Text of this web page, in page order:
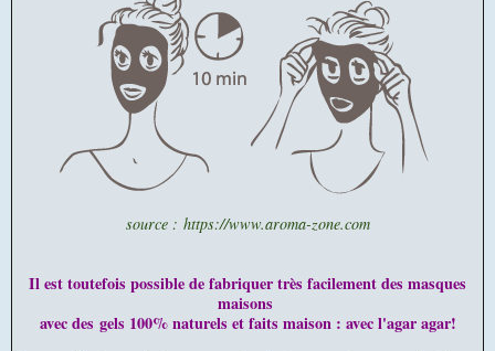
source : https://www.aroma-zone.com
Il est toutefois possible de fabriquer très facilement des masques
maisons
avec des gels 100% naturels et faits maison : avec l'agar agar!